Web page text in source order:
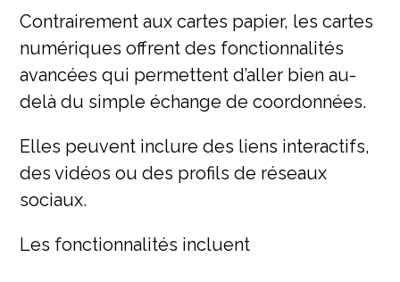
Contrairement aux cartes papier, les cartes
numériques offrent des fonctionnalités
avancées qui permettent d’aller bien au-
delà du simple échange de coordonnées.
Elles peuvent inclure des liens interactifs,
des vidéos ou des profils de réseaux
sociaux.
Les fonctionnalités incluent